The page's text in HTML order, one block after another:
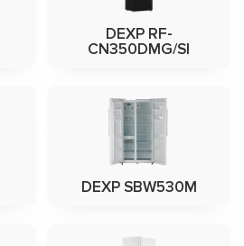
DEXP RF-
CN350DMG/SI
DEXP SBW530M